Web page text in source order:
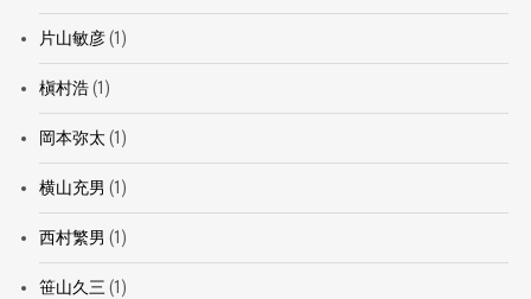
片山敏彦(1)
槇村浩(1)
岡本弥太 (1)
横山充男 (1)
西村繁男 (1)
笹山久三 (1)